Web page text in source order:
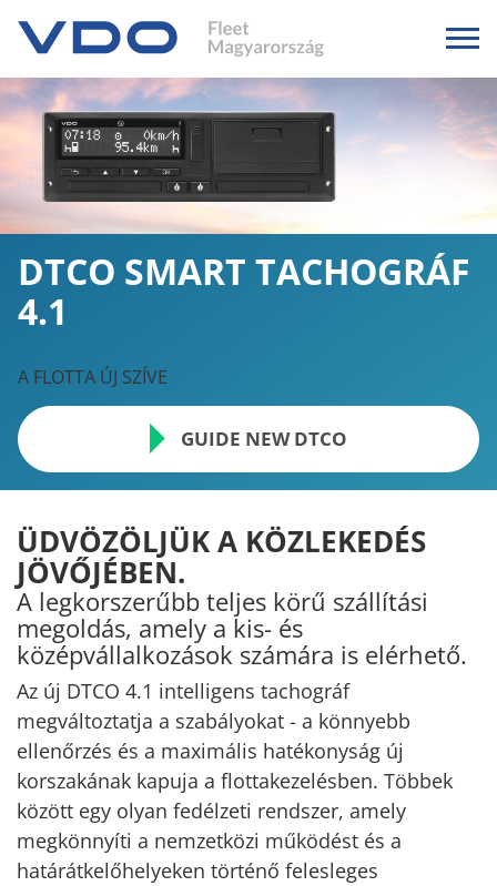
DTCO SMART TACHOGRÁF
4.1
A FLOTTA ÚJ SZÍVE
GUIDE NEW DTCO
ÜDVÖZÖLJÜK A KÖZLEKEDÉS
JÖVŐJÉBEN.
A legkorszerűbb teljes körű szállítási
megoldás, amely a kis- és
középvállalkozások számára is elérhető.
Az új DTCO 4.1 intelligens tachográf
megváltoztatja a szabályokat - a könnyebb
ellenőrzés és a maximális hatékonyság új
korszakának kapuja a flottakezelésben. Többek
között egy olyan fedélzeti rendszer, amely
megkönnyíti a nemzetközi működést és a
határátkelőhelyeken történő felesleges